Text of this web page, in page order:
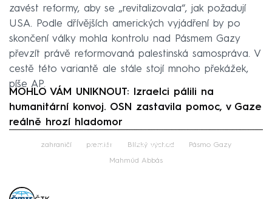
zavést reformy, aby se „revitalizovala“, jak požadují
USA. Podle dřívějších amerických vyjádření by po
skončení války mohla kontrolu nad Pásmem Gazy
převzít právě reformovaná palestinská samospráva. V
cestě této variantě ale stále stojí mnoho překážek,
píše AP.
MOHLO VÁM UNIKNOUT: Izraelci pálili na
humanitární konvoj. OSN zastavila pomoc, v Gaze
reálně hrozí hladomor
Failed to fetch
zahraničí premiér Blízký východ Pásmo Gazy
Mahmúd Abbás